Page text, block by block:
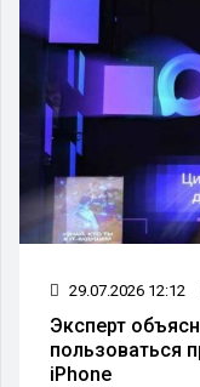
29.07.2026 12:12
Эксперт
пользоваться
iPhone